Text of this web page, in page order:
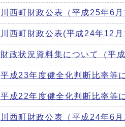
川西町財政公表（平成25年6月
川西町財政公表(平成24年12
財政状況資料集について（平
平成23年度健全化判断比率等
平成22年度健全化判断比率等
川西町財政公表（平成24年6月